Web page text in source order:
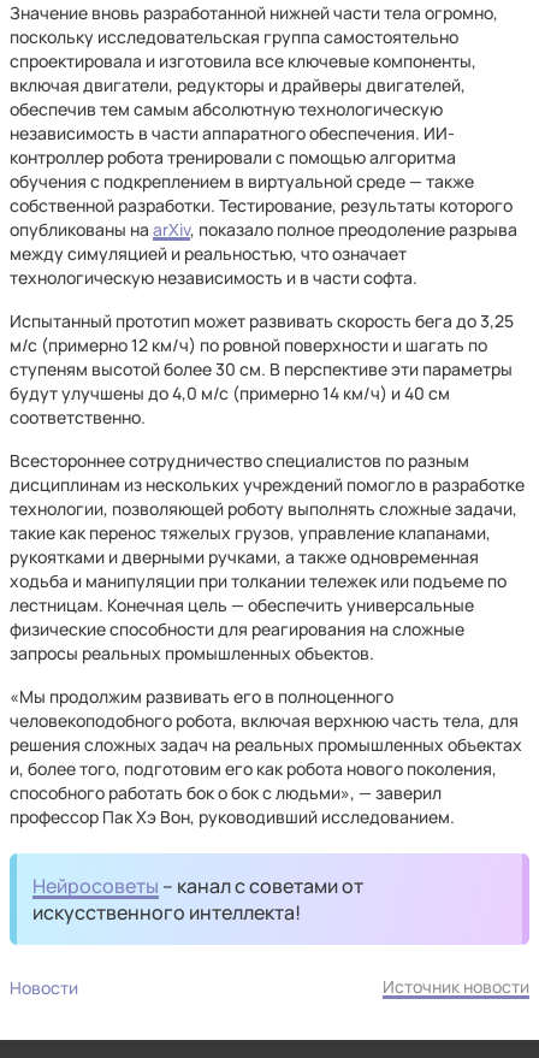
Значение вновь разработанной нижней части тела огромно,
поскольку исследовательская группа самостоятельно
спроектировала и изготовила все ключевые компоненты,
включая двигатели, редукторы и драйверы двигателей,
обеспечив тем самым абсолютную технологическую
независимость в части аппаратного обеспечения. ИИ-
контроллер робота тренировали с помощью алгоритма
обучения с подкреплением в виртуальной среде — также
собственной разработки. Тестирование, результаты которого
опубликованы на arXiv, показало полное преодоление разрыва
между симуляцией и реальностью, что означает
технологическую независимость и в части софта.
Испытанный прототип может развивать скорость бега до 3,25
м/с (примерно 12 км/ч) по ровной поверхности и шагать по
ступеням высотой более 30 см. В перспективе эти параметры
будут улучшены до 4,0 м/с (примерно 14 км/ч) и 40 см
соответственно.
Всестороннее сотрудничество специалистов по разным
дисциплинам из нескольких учреждений помогло в разработке
технологии, позволяющей роботу выполнять сложные задачи,
такие как перенос тяжелых грузов, управление клапанами,
рукоятками и дверными ручками, а также одновременная
ходьба и манипуляции при толкании тележек или подъеме по
лестницам. Конечная цель — обеспечить универсальные
физические способности для реагирования на сложные
запросы реальных промышленных объектов.
«Мы продолжим развивать его в полноценного
человекоподобного робота, включая верхнюю часть тела, для
решения сложных задач на реальных промышленных объектах
и, более того, подготовим его как робота нового поколения,
способного работать бок о бок с людьми», — заверил
профессор Пак Хэ Вон, руководивший исследованием.
Нейросоветы – канал с советами от
искусственного интеллекта!
Новости Источник новости